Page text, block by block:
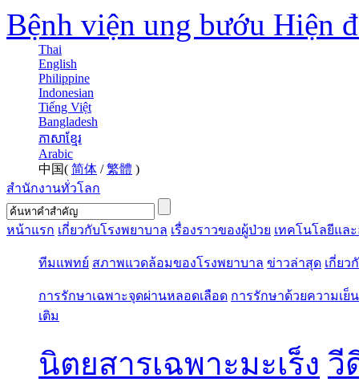
Bệnh viện ung bướu Hiện
Thai
English
Philippine
Indonesian
Tiếng Việt
Bangladesh
ភាសាខ្មែរ
Arabic
中国( 简体 /繁體 )
สำนักงานทั่วโลก
หน้าแรก เกี่ยวกับโรงพยาบาล เรื่องราวของผู้ป่วย เทคโนโลยีแล
ทีมแพทย์ สภาพแวดล้อมของโรงพยาบาล ข่าวล่าสุด เกี่ยว
การรักษาเฉพาะจุดผ่านหลอดเลือด การรักษาด้วยความเย็น
เติม
นิตยสารเฉพาะมะเร็ง วี